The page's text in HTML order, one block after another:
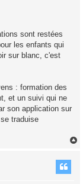
sont restées
les enfants qui
sur blanc, c'est
: formation des
et un suivi qui ne
son application sur
traduise